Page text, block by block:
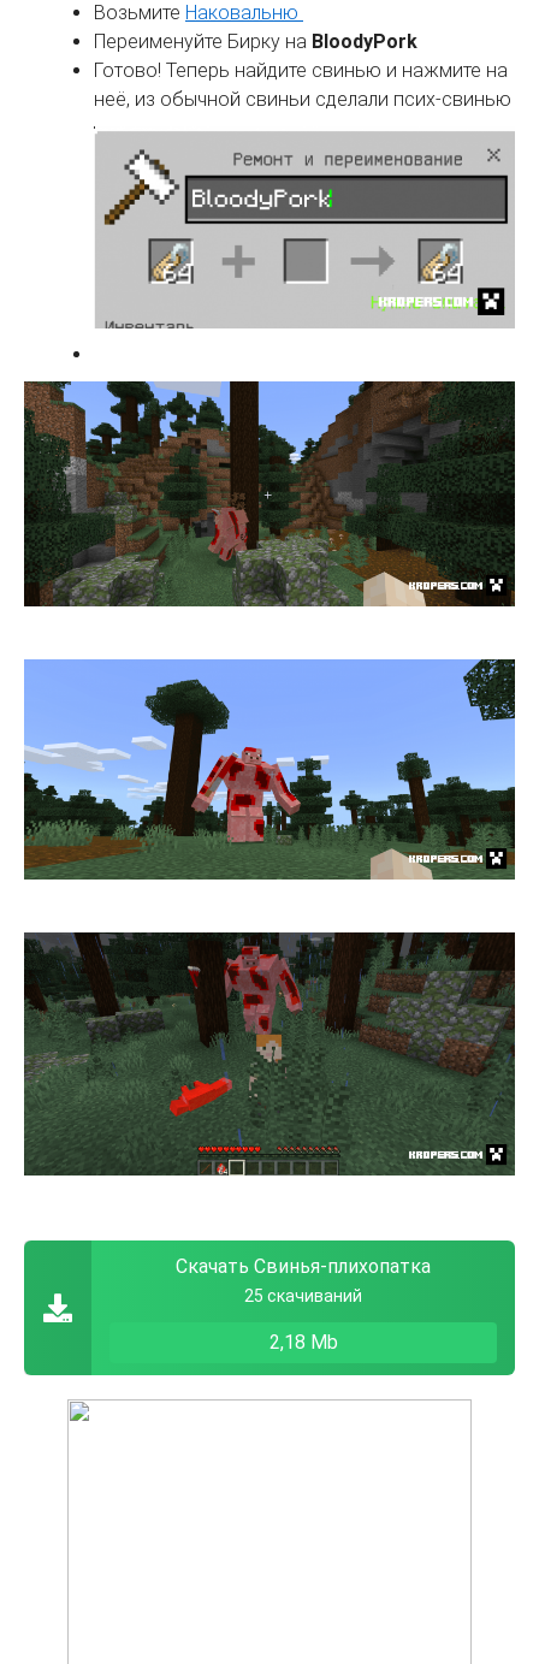
Возьмите Наковальню
Переименуйте Бирку на BloodyPork
Готово! Теперь найдите свинью и нажмите на
неё, из обычной свиньи сделали псих-свинью
Скачать Свинья-плихопатка
25 скачиваний
2,18 Mb